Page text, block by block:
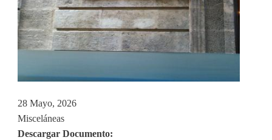
28 Mayo, 2026
Misceláneas
Descargar Documento